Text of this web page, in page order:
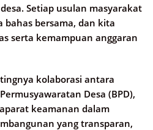
Setiap usulan masyarakat
bersama, dan kita
serta kemampuan anggaran
kolaborasi antara
Desa (BPD),
keamanan dalam
yang transparan,